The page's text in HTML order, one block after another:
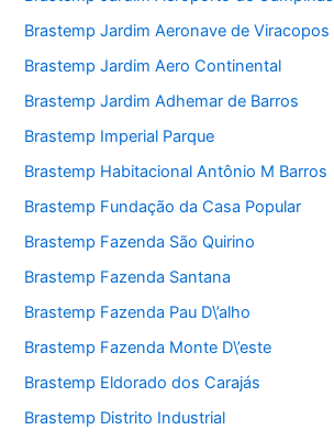
Brastemp Jardim Aeronave de Viracopos
Brastemp Jardim Aero Continental
Brastemp Jardim Adhemar de Barros
Brastemp Imperial Parque
Brastemp Habitacional Antônio M Barros
Brastemp Fundação da Casa Popular
Brastemp Fazenda São Quirino
Brastemp Fazenda Santana
Brastemp Fazenda Pau D\’alho
Brastemp Fazenda Monte D\’este
Brastemp Eldorado dos Carajás
Brastemp Distrito Industrial